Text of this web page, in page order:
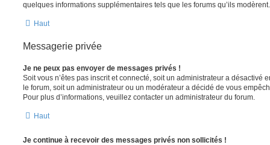
quelques informations supplémentaires tels que les forums qu’ils modèrent.
Haut
Messagerie privée
Je ne peux pas envoyer de messages privés !
Soit vous n’êtes pas inscrit et connecté, soit un administrateur a désactivé
le forum, soit un administrateur ou un modérateur a décidé de vous
Pour plus d’informations, veuillez contacter un administrateur du forum.
Haut
Je continue à recevoir des messages privés non sollicités !